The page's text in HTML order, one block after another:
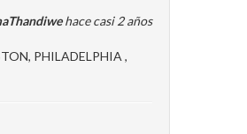
hace casi 2 años
PHILADELPHIA ,